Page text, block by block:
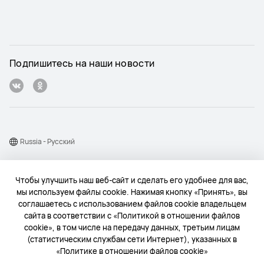
Чтобы улучшить наш веб-сайт и сделать его удобнее для вас,
мы используем файлы cookie. Нажимая кнопку «Принять», вы
соглашаетесь с использованием файлов cookie владельцем
сайта в соответствии с «Политикой в отношении файлов
cookie», в том числе на передачу данных, третьим лицам
(статистическим службам сети Интернет), указанных в
«Политике в отношении файлов cookie»
Подпишитесь на наши новости
Условия использования веб-сайта
Политика конфиденциальности
Конфиденциальность
Файлы сookie
Russia - Pусский